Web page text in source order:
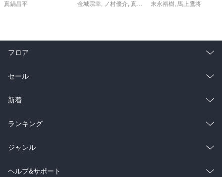
真鍋昌平
金城宗幸, ノ村優介, 真島ヒロ ,宮島礼吏,新川直司
末永裕樹, 馬上鷹将
フロア
総合
ラノベ
雑誌・グラビア
BL・TL
セール
総合
ラノベ
雑誌・グラビア
BL・TL
新着
総合
ラノベ
雑誌・グラビア
ランキング
総合
ラノベ
ジャンル
コミック
ヘルプ&サポート